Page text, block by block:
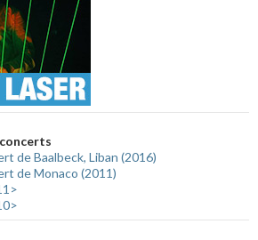
de Baalbeck, Liban (2016)
de Monaco (2011)